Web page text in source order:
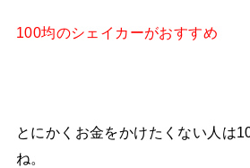
100均のシェイカーがおすすめ
とにかくお金をかけたくない人は
ね。